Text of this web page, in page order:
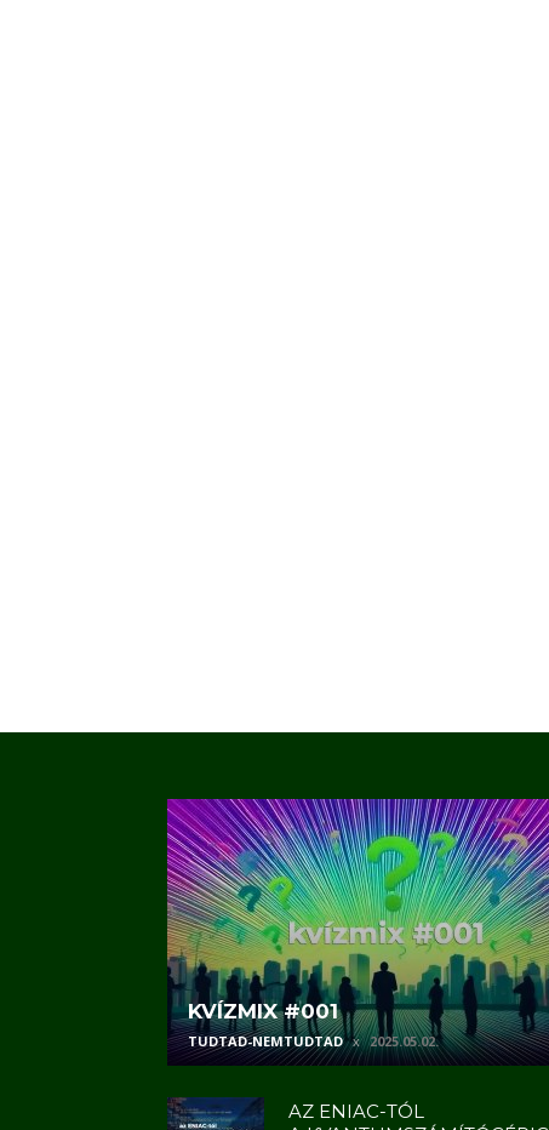
KVÍZMIX #001
TUDTAD-NEMTUDTAD 2025.05.02.
AZ ENIAC-TÓL